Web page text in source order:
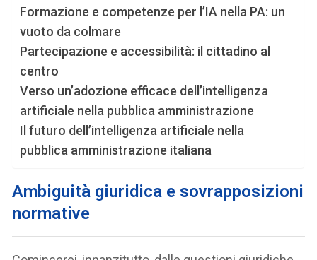
Formazione e competenze per l’IA nella PA: un
vuoto da colmare
Partecipazione e accessibilità: il cittadino al
centro
Verso un’adozione efficace dell’intelligenza
artificiale nella pubblica amministrazione
Il futuro dell’intelligenza artificiale nella
pubblica amministrazione italiana
Ambiguità giuridica e sovrapposizioni
normative